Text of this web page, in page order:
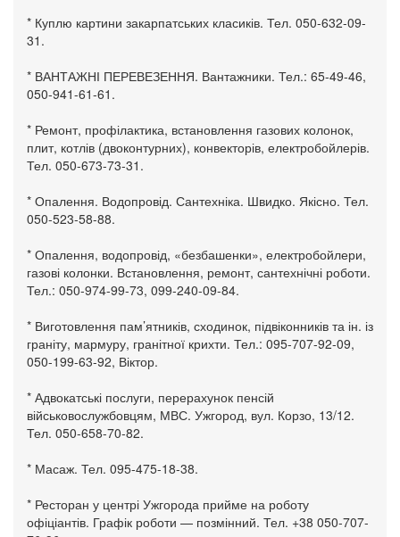
* Куплю картини закарпатських класиків. Тел. 050-632-09-
31.
* ВАНТАЖНІ ПЕРЕВЕЗЕННЯ. Вантажники. Тел.: 65-49-46,
050-941-61-61.
* Ремонт, профілактика, встановлення газових колонок,
плит, котлів (двоконтурних), конвекторів, електробойлерів.
Тел. 050-673-73-31.
* Опалення. Водопровід. Сантехніка. Швидко. Якісно. Тел.
050-523-58-88.
* Опалення, водопровід, «безбашенки», електробойлери,
газові колонки. Встановлення, ремонт, сантехнічні роботи.
Тел.: 050-974-99-73, 099-240-09-84.
* Виготовлення пам’ятників, сходинок, підвіконників та ін. із
граніту, мармуру, гранітної крихти. Тел.: 095-707-92-09,
050-199-63-92, Віктор.
* Адвокатські послуги, перерахунок пенсій
військовослужбовцям, МВС. Ужгород, вул. Корзо, 13/12.
Тел. 050-658-70-82.
* Масаж. Тел. 095-475-18-38.
* Ресторан у центрі Ужгорода прийме на роботу
офіціантів. Графік роботи — позмінний. Тел. +38 050-707-